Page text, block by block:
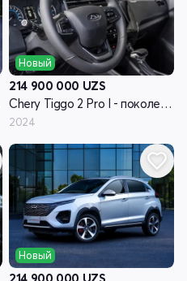
Новый
214 900 000 UZS
Chery Tiggo 2 Pro I - поколение
2024
Новый